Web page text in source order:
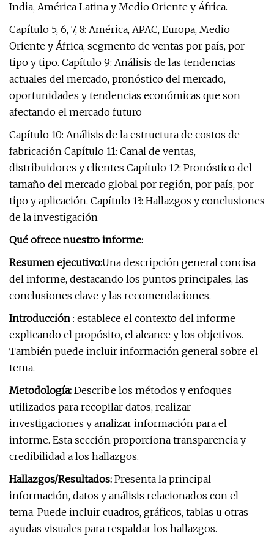
India, América Latina y Medio Oriente y África.
Capítulo 5, 6, 7, 8: América, APAC, Europa, Medio
Oriente y África, segmento de ventas por país, por
tipo y tipo. Capítulo 9: Análisis de las tendencias
actuales del mercado, pronóstico del mercado,
oportunidades y tendencias económicas que son
afectando el mercado futuro
Capítulo 10: Análisis de la estructura de costos de
fabricación Capítulo 11: Canal de ventas,
distribuidores y clientes Capítulo 12: Pronóstico del
tamaño del mercado global por región, por país, por
tipo y aplicación. Capítulo 13: Hallazgos y conclusiones
de la investigación
Qué ofrece nuestro informe:
Resumen ejecutivo:Una descripción general concisa
del informe, destacando los puntos principales, las
conclusiones clave y las recomendaciones.
Introducción : establece el contexto del informe
explicando el propósito, el alcance y los objetivos.
También puede incluir información general sobre el
tema.
Metodología: Describe los métodos y enfoques
utilizados para recopilar datos, realizar
investigaciones y analizar información para el
informe. Esta sección proporciona transparencia y
credibilidad a los hallazgos.
Hallazgos/Resultados: Presenta la principal
información, datos y análisis relacionados con el
tema. Puede incluir cuadros, gráficos, tablas u otras
ayudas visuales para respaldar los hallazgos.